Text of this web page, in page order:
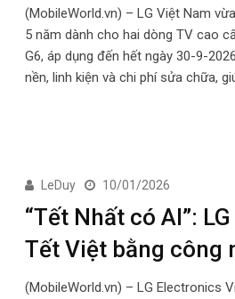
(MobileWorld.vn) – LG Việt Nam
5 năm dành cho hai dòng TV cao
G6, áp dụng đến hết ngày 30-9-
nền, linh kiện và chi phí sửa chữa,
LeDuy 10/01/2026
“Tết Nhất có AI”:
Tết Việt bằng công
(MobileWorld.vn) – LG Electronics